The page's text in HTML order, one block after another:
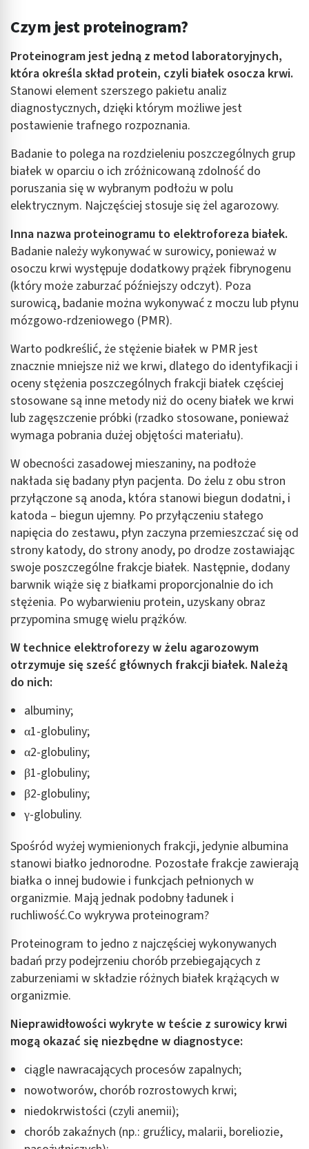
Czym jest proteinogram?
Proteinogram jest jedną z metod laboratoryjnych,
która określa skład protein, czyli białek osocza krwi.
Stanowi element szerszego pakietu analiz
diagnostycznych, dzięki którym możliwe jest
postawienie trafnego rozpoznania.
Badanie to polega na rozdzieleniu poszczególnych grup
białek w oparciu o ich zróżnicowaną zdolność do
poruszania się w wybranym podłożu w polu
elektrycznym. Najczęściej stosuje się żel agarozowy.
Inna nazwa proteinogramu to elektroforeza białek.
Badanie należy wykonywać w surowicy, ponieważ w
osoczu krwi występuje dodatkowy prążek fibrynogenu
(który może zaburzać późniejszy odczyt). Poza
surowicą, badanie można wykonywać z moczu lub płynu
mózgowo-rdzeniowego (PMR).
Warto podkreślić, że stężenie białek w PMR jest
znacznie mniejsze niż we krwi, dlatego do identyfikacji i
oceny stężenia poszczególnych frakcji białek częściej
stosowane są inne metody niż do oceny białek we krwi
lub zagęszczenie próbki (rzadko stosowane, ponieważ
wymaga pobrania dużej objętości materiału).
W obecności zasadowej mieszaniny, na podłoże
nakłada się badany płyn pacjenta. Do żelu z obu stron
przyłączone są anoda, która stanowi biegun dodatni, i
katoda – biegun ujemny. Po przyłączeniu stałego
napięcia do zestawu, płyn zaczyna przemieszczać się od
strony katody, do strony anody, po drodze zostawiając
swoje poszczególne frakcje białek. Następnie, dodany
barwnik wiąże się z białkami proporcjonalnie do ich
stężenia. Po wybarwieniu protein, uzyskany obraz
przypomina smugę wielu prążków.
W technice elektroforezy w żelu agarozowym
otrzymuje się sześć głównych frakcji białek. Należą
do nich:
albuminy;
α1-globuliny;
α2-globuliny;
β1-globuliny;
β2-globuliny;
γ-globuliny.
Spośród wyżej wymienionych frakcji, jedynie albumina
stanowi białko jednorodne. Pozostałe frakcje zawierają
białka o innej budowie i funkcjach pełnionych w
organizmie. Mają jednak podobny ładunek i
ruchliwość.Co wykrywa proteinogram?
Proteinogram to jedno z najczęściej wykonywanych
badań przy podejrzeniu chorób przebiegających z
zaburzeniami w składzie różnych białek krążących w
organizmie.
Nieprawidłowości wykryte w teście z surowicy krwi
mogą okazać się niezbędne w diagnostyce:
ciągle nawracających procesów zapalnych;
nowotworów, chorób rozrostowych krwi;
niedokrwistości (czyli anemii);
chorób zakaźnych (np.: gruźlicy, malarii, boreliozie,